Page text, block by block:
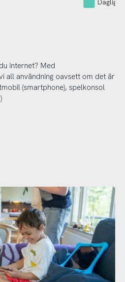
internet? Med
all användning oavsett om det är
(smartphone), spelkonsol